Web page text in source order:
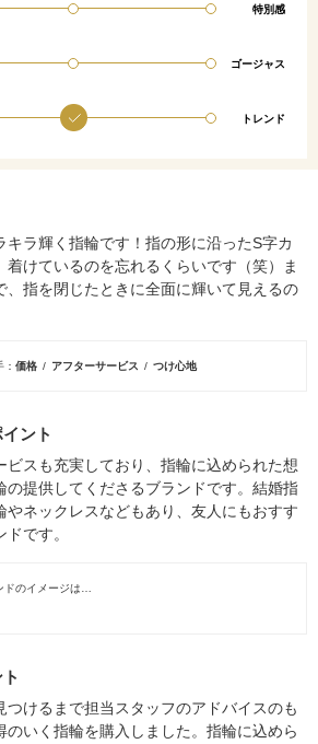
特別感
ゴージャス
トレンド
キラ輝く指輪です！指の形に沿ったS字カ
着けているのを忘れるくらいです（笑）ま
、指を閉じたときに全面に輝いて見えるの
価格 アフターサービス つけ心地
ント
ビスも充実しており、指輪に込められた想
の提供してくださるブランドです。結婚指
やネックレスなどもあり、友人にもおすす
です。
ドのイメージは…
つけるまで担当スタッフのアドバイスのも
のいく指輪を購入しました。指輪に込めら